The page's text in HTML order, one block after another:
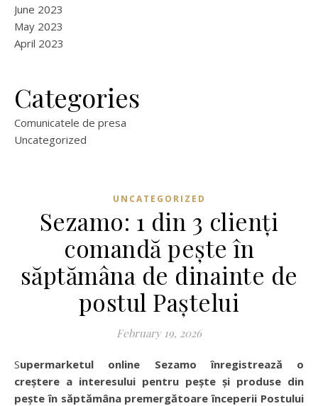
June 2023
May 2023
April 2023
Categories
Comunicatele de presa
Uncategorized
UNCATEGORIZED
Sezamo: 1 din 3 clienți
comandă pește în
săptămâna de dinainte de
postul Paștelui
February 19, 2026
Supermarketul online Sezamo înregistrează o
creștere a interesului pentru pește și produse din
pește în săptămâna premergătoare începerii Postului